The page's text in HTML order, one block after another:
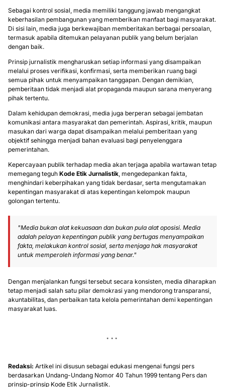
Sebagai kontrol sosial, media memiliki tanggung jawab mengangkat
keberhasilan pembangunan yang memberikan manfaat bagi masyarakat.
Di sisi lain, media juga berkewajiban memberitakan berbagai persoalan,
termasuk apabila ditemukan pelayanan publik yang belum berjalan
dengan baik.
Prinsip jurnalistik mengharuskan setiap informasi yang disampaikan
melalui proses verifikasi, konfirmasi, serta memberikan ruang bagi
semua pihak untuk menyampaikan tanggapan. Dengan demikian,
pemberitaan tidak menjadi alat propaganda maupun sarana menyerang
pihak tertentu.
Dalam kehidupan demokrasi, media juga berperan sebagai jembatan
komunikasi antara masyarakat dan pemerintah. Aspirasi, kritik, maupun
masukan dari warga dapat disampaikan melalui pemberitaan yang
objektif sehingga menjadi bahan evaluasi bagi penyelenggara
pemerintahan.
Kepercayaan publik terhadap media akan terjaga apabila wartawan tetap
memegang teguh Kode Etik Jurnalistik , mengedepankan fakta,
menghindari keberpihakan yang tidak berdasar, serta mengutamakan
kepentingan masyarakat di atas kepentingan kelompok maupun
golongan tertentu.
"Media bukan alat kekuasaan dan bukan pula alat oposisi. Media
adalah pelayan kepentingan publik yang bertugas menyampaikan
fakta, melakukan kontrol sosial, serta menjaga hak masyarakat
untuk memperoleh informasi yang benar."
Dengan menjalankan fungsi tersebut secara konsisten, media diharapkan
tetap menjadi salah satu pilar demokrasi yang mendorong transparansi,
akuntabilitas, dan perbaikan tata kelola pemerintahan demi kepentingan
masyarakat luas.
Redaksi: Artikel ini disusun sebagai edukasi mengenai fungsi pers
berdasarkan Undang-Undang Nomor 40 Tahun 1999 tentang Pers dan
prinsip-prinsip Kode Etik Jurnalistik.